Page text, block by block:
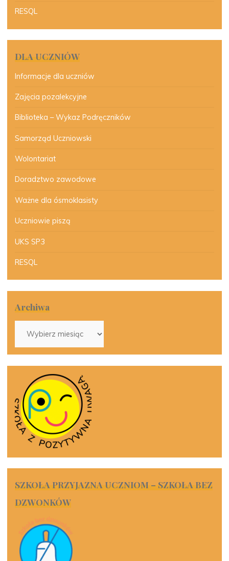
RESQL
DLA UCZNIÓW
Informacje dla uczniów
Zajęcia pozalekcyjne
Biblioteka – Wykaz Podręczników
Samorząd Uczniowski
Wolontariat
Doradztwo zawodowe
Ważne dla ósmoklasisty
Uczniowie piszą
UKS SP3
RESQL
Archiwa
SZKOŁA PRZYJAZNA UCZNIOM – SZKOŁA BEZ
DZWONKÓW